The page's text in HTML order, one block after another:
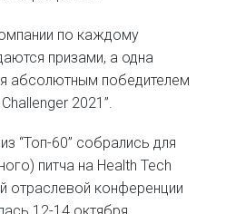
по каждому
призами, а одна
абсолютным победителем
2021”.
“Топ-60” собрались для
питча на Health Tech
отраслевой конференции